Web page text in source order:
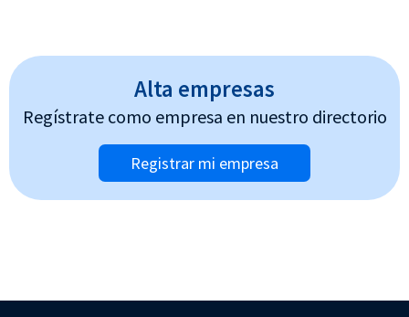
Alta empresas
Regístrate como empresa en nuestro directorio
Registrar mi empresa